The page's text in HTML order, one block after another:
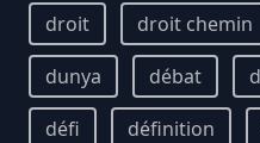
droit
droit chemin
dunya
débat
défi
définition